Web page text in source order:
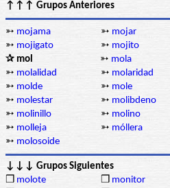
↑↑↑ Grupos Anteriores
➳ mojama ➳ mojar
➳ mojigato ➳ mojito
✰ mol
➳ mola
➳ molalidad ➳ molaridad
➳ molde ➳ mole
➳ molestar ➳ molibdeno
➳ molinillo ➳ molino
➳ molleja ➳ móllera
➳ molosoide
↓↓↓ Grupos Siguientes
❒ molote ❒ monitor